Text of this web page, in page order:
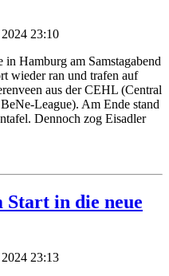
23:10
Hamburg am Samstagabend
wieder ran und trafen auf
aus der CEHL (Central
League). Am Ende stand
Dennoch zog Eisadler
Start in die neue
23:13